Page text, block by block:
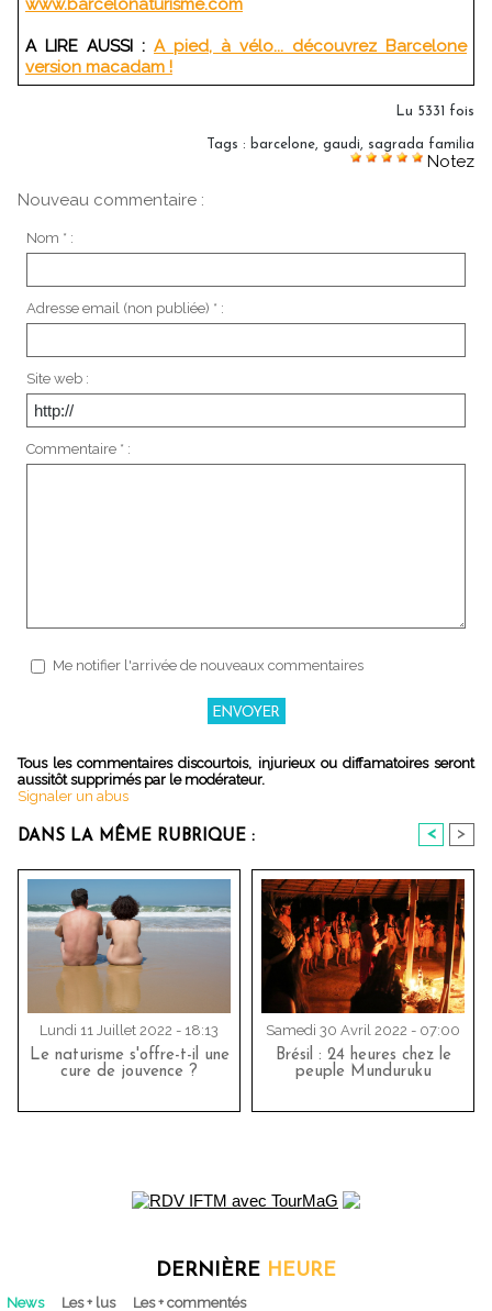
www.barcelonaturisme.com
A LIRE AUSSI : A pied, à vélo... découvrez Barcelone
version macadam !
Lu 5331 fois
Tags : barcelone, gaudi, sagrada familia
Notez
Nouveau commentaire :
Nom * :
Adresse email (non publiée) * :
Site web :
Commentaire * :
Me notifier l'arrivée de nouveaux commentaires
Tous les commentaires discourtois, injurieux ou diffamatoires seront
aussitôt supprimés par le modérateur.
Signaler un abus
DANS LA MÊME RUBRIQUE : < >
Lundi 11 Juillet 2022 - 18:13
Le naturisme s'offre-t-il une
cure de jouvence ?
Samedi 30 Avril 2022 - 07:00
Brésil : 24 heures chez le
peuple Munduruku
DERNIÈRE HEURE
News Les + lus Les + commentés